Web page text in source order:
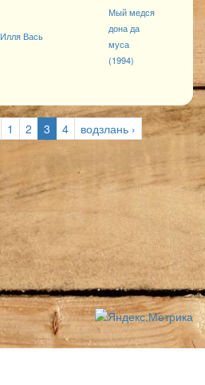
Илля Вась
Мый медся
дона да
муса
(1994)
1 2 3 4
водзлань ›